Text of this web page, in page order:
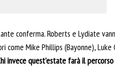
conferma. Roberts e Lydiate
come Mike Phillips (Bayonne), Luke
invece quest’estate farà il